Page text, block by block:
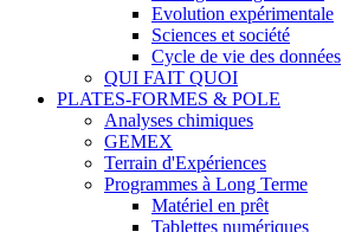
Evolution expérimentale
Sciences et société
Cycle de vie des données
QUI FAIT QUOI
PLATES-FORMES & POLE
Analyses chimiques
GEMEX
Terrain d'Expériences
Programmes à Long Terme
Matériel en prêt
Tablettes numériques